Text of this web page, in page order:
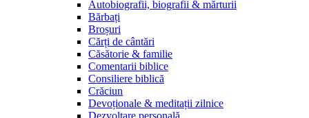
Autobiografii, biografii & mărturii
Bărbați
Broșuri
Cărți de cântări
Căsătorie & familie
Comentarii biblice
Consiliere biblică
Crăciun
Devoționale & meditații zilnice